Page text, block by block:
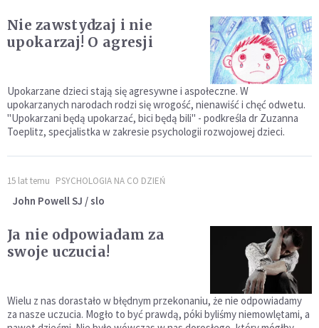
Nie zawstydzaj i nie
upokarzaj! O agresji
Upokarzane dzieci stają się agresywne i aspołeczne. W
upokarzanych narodach rodzi się wrogość, nienawiść i chęć odwetu.
"Upokarzani będą upokarzać, bici będą bili" - podkreśla dr Zuzanna
Toeplitz, specjalistka w zakresie psychologii rozwojowej dzieci.
15 lat temu PSYCHOLOGIA NA CO DZIEŃ
John Powell SJ / slo
Ja nie odpowiadam za
swoje uczucia!
Wielu z nas dorastało w błędnym przekonaniu, że nie odpowiadamy
za nasze uczucia. Mogło to być prawdą, póki byliśmy niemowlętami, a